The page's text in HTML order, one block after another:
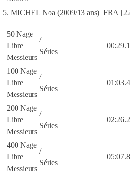
5. MICHEL Noa (2009/13 ans) FRA
50 Nage
Libre
Messieurs
/
Séries
100 Nage
Libre
Messieurs
/
Séries
200 Nage
Libre
Messieurs
/
Séries
400 Nage
Libre
Messieurs
/
Séries